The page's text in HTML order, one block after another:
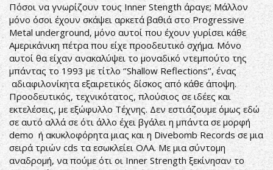
Πόσοι να γνωρίζουν τους Inner Stength άραγε; Μάλλον
μόνο όσοι έχουν σκάψει αρκετά βαθιά στο Progressive
Metal underground, μόνο αυτοί που έχουν γυρίσει κάθε
Αμερικάνικη πέτρα που είχε προοδευτικό σχήμα. Μόνο
αυτοί θα είχαν ανακαλύψει το μοναδικό ντεμπούτο της
μπάντας το 1993 με τίτλο ‘’Shallow Reflections’’, ένας
αδιαφιλονίκητα εξαιρετικός δίσκος από κάθε άποψη.
Προοδευτικός, τεχνικότατος, πλούσιος σε ιδέες και
εκτελέσεις, με εξώφυλλο Τέχνης. Δεν εστιάζουμε όμως εδώ
σε αυτό αλλά σε ότι άλλο έχει βγάλει η μπάντα σε μορφή
demo ή ακυκλοφόρητα μιας και η Divebomb Records σε μια
σειρά τριών cds τα εσωκλείει ΟΛΑ. Με μια σύντομη
αναδρομή, να πούμε ότι οι Inner Strength ξεκίνησαν το